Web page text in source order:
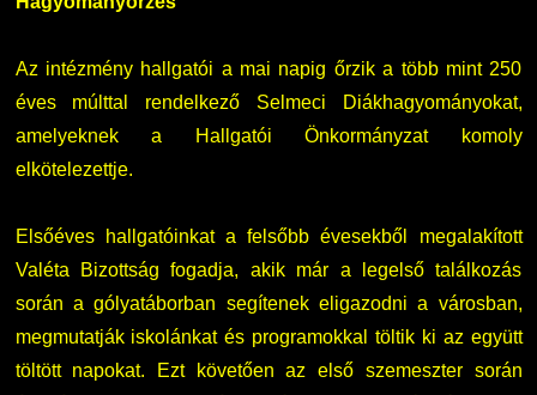
Az intézmény hallgatói a mai napig őrzik a több mint 250
éves múlttal rendelkező Selmeci Diákhagyományokat,
amelyeknek a Hallgatói Önkormányzat komoly
elkötelezettje.
Elsőéves hallgatóinkat a felsőbb évesekből megalakított
Valéta Bizottság fogadja, akik már a legelső találkozás
során a gólyatáborban segítenek eligazodni a városban,
megmutatják iskolánkat és programokkal töltik ki az együtt
töltött napokat. Ezt követően az első szemeszter során